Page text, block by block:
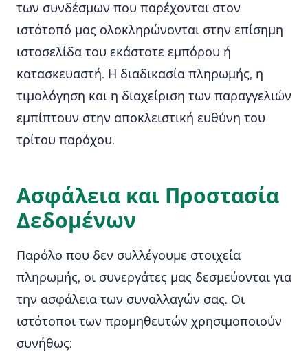
των συνδέσμων που παρέχονται στον
ιστότοπό μας ολοκληρώνονται στην επίσημη
ιστοσελίδα του εκάστοτε εμπόρου ή
κατασκευαστή. Η διαδικασία πληρωμής, η
τιμολόγηση και η διαχείριση των παραγγελιών
εμπίπτουν στην αποκλειστική ευθύνη του
τρίτου παρόχου.
Ασφάλεια και Προστασία
Δεδομένων
Παρόλο που δεν συλλέγουμε στοιχεία
πληρωμής, οι συνεργάτες μας δεσμεύονται για
την ασφάλεια των συναλλαγών σας. Οι
ιστότοποι των προμηθευτών χρησιμοποιούν
συνήθως: